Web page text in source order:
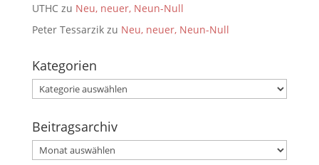
UTHCzu Neu, neuer, Neun-Null
Peter Tessarzikzu Neu, neuer, Neun-Null
Kategorien
Kategorien
Beitragsarchiv
Beitragsarchiv